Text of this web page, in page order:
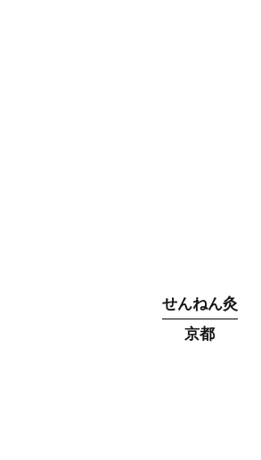
せんねん灸
京都